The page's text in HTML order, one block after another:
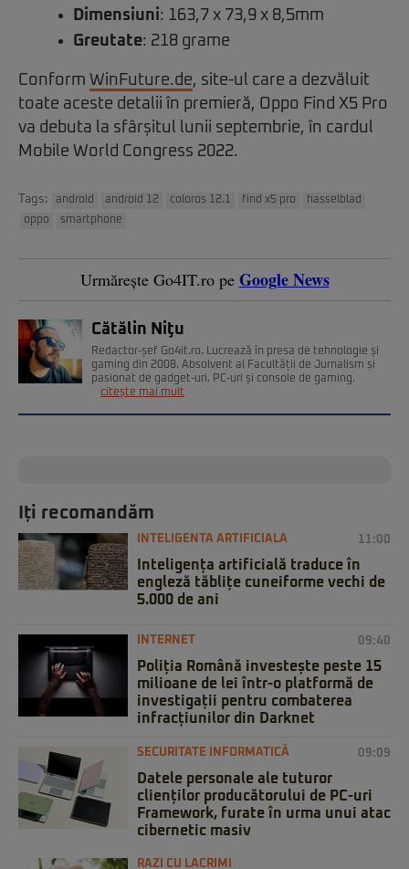
Dimensiuni: 163,7 x 73,9 x 8,5mm
Greutate: 218 grame
Conform WinFuture.de, site-ul care a dezvăluit
toate aceste detalii în premieră, Oppo Find X5 Pro
va debuta la sfârșitul lunii septembrie, în cardul
Mobile World Congress 2022.
Tags: android android 12 coloros 12.1 find x5 pro
hasselblad
oppo
smartphone
Urmărește Go4IT.ro pe Google News
Cătălin Niţu
Redactor-șef Go4it.ro. Lucrează în presa de tehnologie și
gaming din 2008. Absolvent al Facultății de Jurnalism și
pasionat de gadget-uri, PC-uri și console de gaming.
citește mai mult
Iți recomandăm
INTELIGENTA ARTIFICIALA 11:00
Inteligența artificială traduce în
engleză tăblițe cuneiforme vechi de
5.000 de ani
INTERNET 09:40
Poliția Română investește peste 15
milioane de lei într-o platformă de
investigații pentru combaterea
infracțiunilor din Darknet
SECURITATE INFORMATICĂ 09:09
Datele personale ale tuturor
clienților producătorului de PC-uri
Framework, furate în urma unui atac
cibernetic masiv
RAZI CU LACRIMI